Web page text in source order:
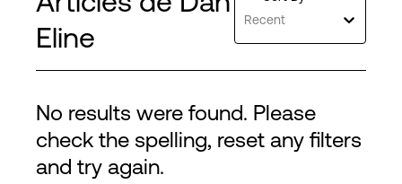
écosystèmes mondiaux. Les
conception de solutions qui
soutiennent les stratégies d’IT
Eline
Recent
No results were found. Please
check the spelling, reset any filters
and try again.